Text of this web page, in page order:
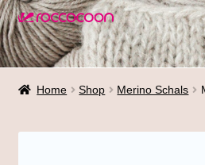
Zur
Navigation
springen
Zum
Inhalt
springen
Shop
Home Shop Merino Schals